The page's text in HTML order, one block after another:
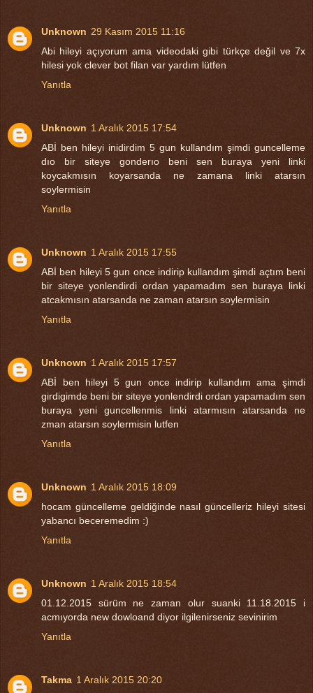
Unknown 29 Kasım 2015 11:16
Abi hileyi açıyorum ama videodaki gibi türkçe değil ve 7x
hilesi yok clever bot filan var yardım lütfen
Yanıtla
Unknown 1 Aralık 2015 17:54
ABİ ben hileyi inidirdim 5 gun kullandım şimdi guncelleme
dıo bir siteye gonderıo beni sen buraya yeni linki
koycakmısın koyarsanda ne zamana linki atarsın
soylermisin
Yanıtla
Unknown 1 Aralık 2015 17:55
ABİ ben hileyi 5 gun once indirip kullandım şimdi açtım beni
bir siteye yonlendirdi ordan yapamadım sen buraya linki
atcakmısın atarsanda ne zaman atarsın soylermisin
Yanıtla
Unknown 1 Aralık 2015 17:57
ABİ ben hileyi 5 gun once indirip kullandım ama şimdi
girdigimde beni bir siteye yonlendirdi ordan yapamadım sen
buraya yeni guncellenmis linki atarmısın atarsanda ne
zman atarsın soylermisin lutfen
Yanıtla
Unknown 1 Aralık 2015 18:09
hocam güncelleme geldiğinde nasıl güncelleriz hileyi sitesi
yabancı beceremedim :)
Yanıtla
Unknown 1 Aralık 2015 18:54
01.12.2015 sürüm ne zaman olur suanki 11.18.2015 i
acmıyorda new dowloand diyor ilgilenirseniz sevinirim
Yanıtla
Takma 1 Aralık 2015 20:20